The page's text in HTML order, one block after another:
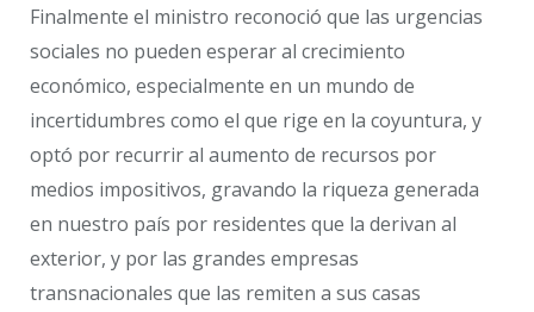
Finalmente el ministro reconoció que las urgencias
sociales no pueden esperar al crecimiento
económico, especialmente en un mundo de
incertidumbres como el que rige en la coyuntura, y
optó por recurrir al aumento de recursos por
medios impositivos, gravando la riqueza generada
en nuestro país por residentes que la derivan al
exterior, y por las grandes empresas
transnacionales que las remiten a sus casas